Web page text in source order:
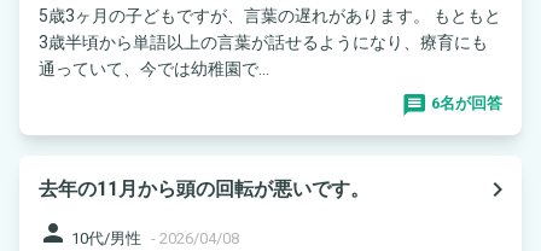
5歳3ヶ月の子どもですが、言葉の遅れがあります。 もともと
3歳半頃から単語以上の言葉が話せるようになり、療育にも
通っていて、今では幼稚園で...
6名が回答
去年の11月から頭の回転が悪いです。
navigate_next
person 10代/男性 - 2026/04/08